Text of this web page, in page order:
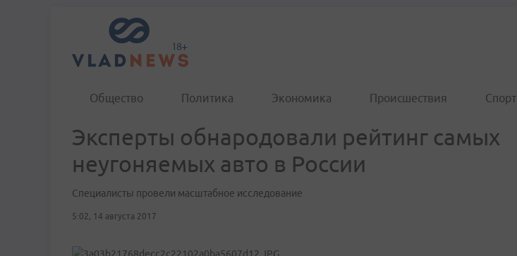
Общество Политика Экономика Происшествия Спорт
Эксперты обнародовали рейтинг самых
неугоняемых авто в России
Специалисты провели масштабное исследование
5:02, 14 августа 2017